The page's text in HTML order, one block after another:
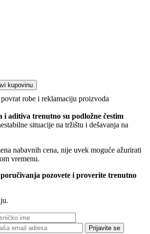
kupovinu
i aditiva trenutno su podložne čestim
situacije na tržištu i dešavanja na
nabavnih cena, nije uvek moguće ažurirati
vremenu.
pozovete i proverite trenutno
Prijavite se